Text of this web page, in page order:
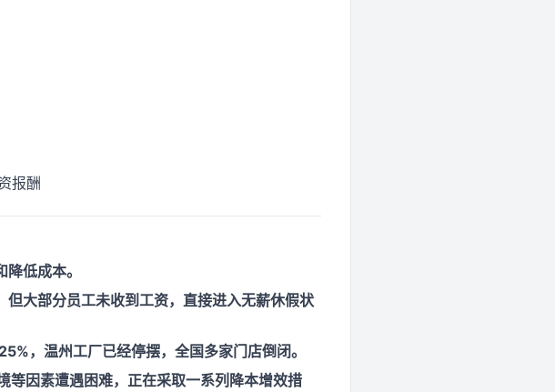
报酬
低成本。
大部分员工未收到工资，直接进入无薪休假状
，温州工厂已经停摆，全国多家门店倒闭。
等因素遭遇困难，正在采取一系列降本增效措